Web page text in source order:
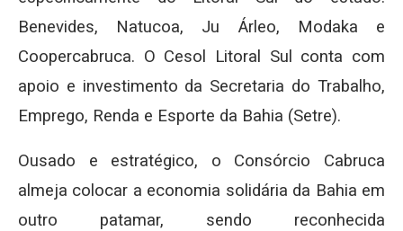
Benevides, Natucoa, Ju Árleo, Modaka e
Coopercabruca. O Cesol Litoral Sul conta com
apoio e investimento da Secretaria do Trabalho,
Emprego, Renda e Esporte da Bahia (Setre).
Ousado e estratégico, o Consórcio Cabruca
almeja colocar a economia solidária da Bahia em
outro patamar, sendo reconhecida